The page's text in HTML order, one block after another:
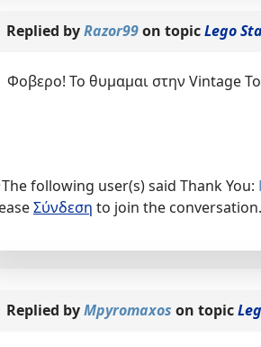
Replied byRazor99on topicLego
Φοβερο! Το θυμαμαι στην Vintage
The following user(s) said Thank You:
Σύνδεση to join the conversation.
Replied byMpyromaxos on topic